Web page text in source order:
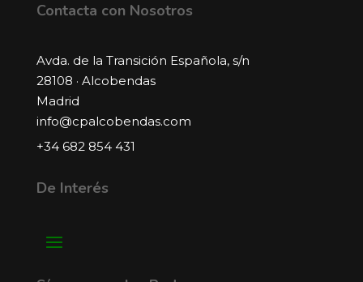
Contacta con Nosotros
Avda. de la Transición Española, s/n
28108 · Alcobendas
Madrid
info@cpalcobendas.com
+34 682 854 431
De Interés